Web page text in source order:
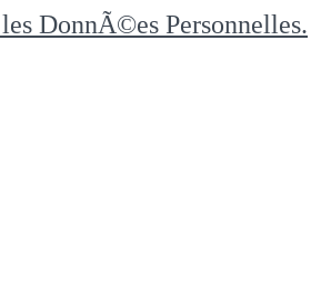
DonnÃ©es Personnelles.